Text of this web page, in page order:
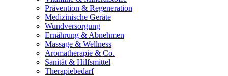
Prävention & Regeneration
Medizinische Geräte
Wundversorgung
Ernährung & Abnehmen
Massage & Wellness
Aromatherapie & Co.
Sanität & Hilfsmittel
Therapiebedarf